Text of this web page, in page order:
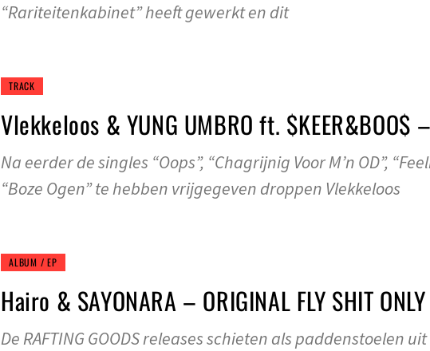
“Rariteitenkabinet” heeft gewerkt en dit
TRACK
Vlekkeloos & YUNG UMBRO ft. $KEER&BOO$
Na eerder de singles “Oops”, “Chagrijnig Voor M’n OD”,
“Boze Ogen” te hebben vrijgegeven droppen Vlekkeloos
ALBUM / EP
Hairo & SAYONARA – ORIGINAL FLY SHIT ONLY
De RAFTING GOODS releases schieten als paddenstoelen